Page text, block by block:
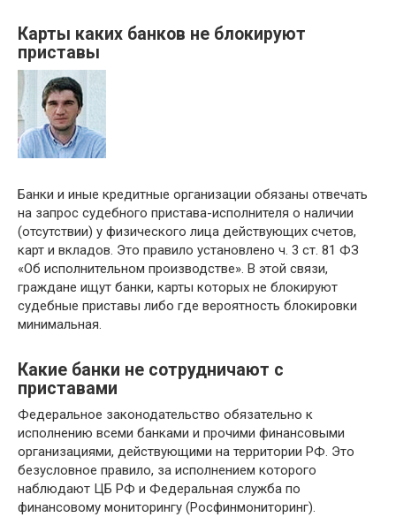
Карты каких банков не блокируют
приставы
Банки и иные кредитные организации обязаны отвечать
на запрос судебного пристава-исполнителя о наличии
(отсутствии) у физического лица действующих счетов,
карт и вкладов. Это правило установлено ч. 3 ст. 81 ФЗ
«Об исполнительном производстве». В этой связи,
граждане ищут банки, карты которых не блокируют
судебные приставы либо где вероятность блокировки
минимальная.
Какие банки не сотрудничают с
приставами
Федеральное законодательство обязательно к
исполнению всеми банками и прочими финансовыми
организациями, действующими на территории РФ. Это
безусловное правило, за исполнением которого
наблюдают ЦБ РФ и Федеральная служба по
финансовому мониторингу (Росфинмониторинг).